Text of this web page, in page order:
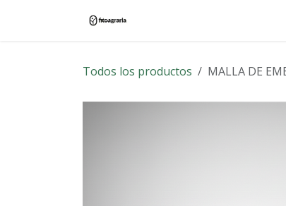
Todos los productos MALLA DE